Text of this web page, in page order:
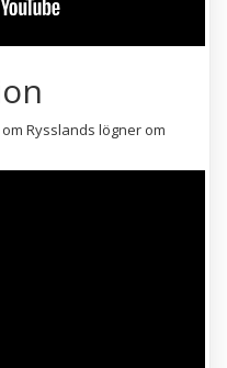
Rysslands lögner om